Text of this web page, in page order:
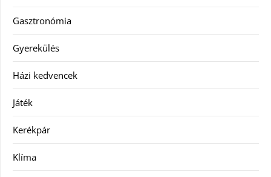
Gasztronómia
Gyerekülés
Házi kedvencek
Játék
Kerékpár
Klíma